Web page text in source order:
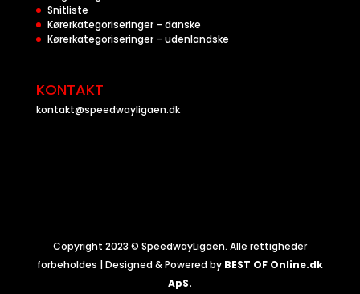
Snitliste
Kørerkategoriseringer – danske
Kørerkategoriseringer – udenlandske
KONTAKT
kontakt@speedwayligaen.dk
Copyright 2023 © SpeedwayLigaen. Alle rettigheder
forbeholdes | Designed & Powered by BEST OF Online.dk
ApS.